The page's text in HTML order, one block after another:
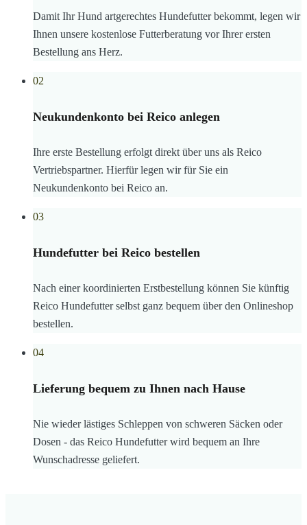
Damit Ihr Hund artgerechtes Hundefutter bekommt, legen wir
Ihnen unsere kostenlose Futterberatung vor Ihrer ersten
Bestellung ans Herz.
02
Neukundenkonto bei Reico anlegen
Ihre erste Bestellung erfolgt direkt über uns als Reico
Vertriebspartner. Hierfür legen wir für Sie ein
Neukundenkonto bei Reico an.
03
Hundefutter bei Reico bestellen
Nach einer koordinierten Erstbestellung können Sie künftig
Reico Hundefutter selbst ganz bequem über den Onlineshop
bestellen.
04
Lieferung bequem zu Ihnen nach Hause
Nie wieder lästiges Schleppen von schweren Säcken oder
Dosen - das Reico Hundefutter wird bequem an Ihre
Wunschadresse geliefert.